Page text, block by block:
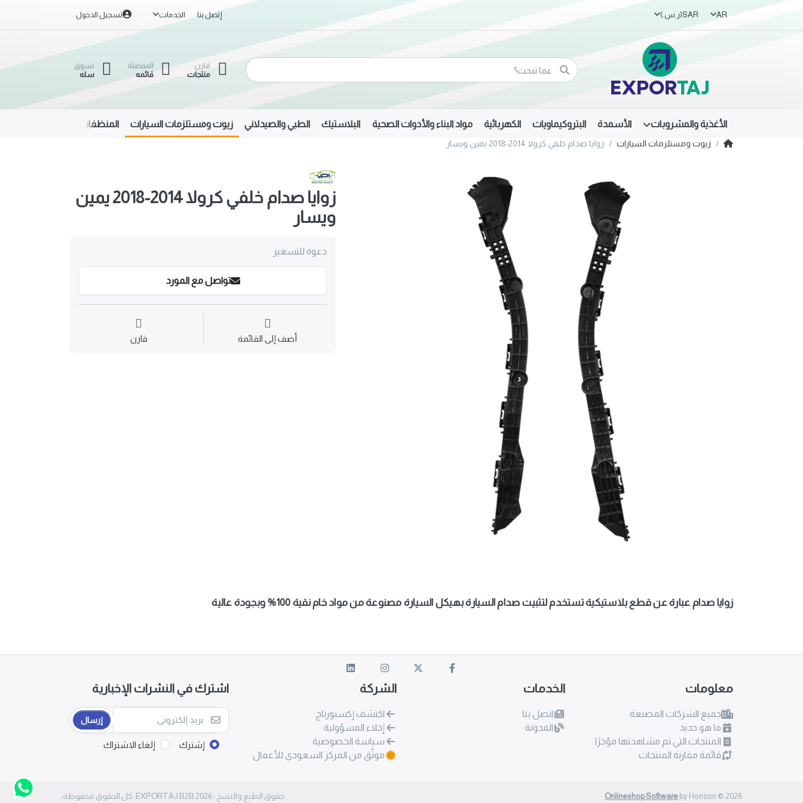
AR
SAR(ر.س.‏) إتصل بنا الخدمات تسجيل الدخول
قارن
منتجات
المفضلة
قائمه
تسوق
سله
الأغذية والمشروبات الأسمدة البتروكيماويات الكهربائية مواد البناء والأدوات الصحية البلاستيك الطبي والصيدلاني زيوت ومستلزمات السيارات المنظفات
زيوت ومستلزمات السيارات زوايا صدام خلفي كرولا 2014-2018 يمين ويسار
زوايا صدام خلفي كرولا 2014-2018 يمين
ويسار
دعوة للتسعير
تواصل مع المورد
أضف إلى القائمة قارن
زوايا صدام عبارة عن قطع بلاستيكية تستخدم لتثبيت صدام السيارة بهيكل السيارة مصنوعة من مواد خام نقية 100% وبجودة عالية
معلومات
جميع الشركات المصنعة
ما هو جديد
المنتجات التي تم مشاهدتها مؤخرًا
قائمة مقارنة المنتجات
الخدمات
اتصل بنا
المدونة
الشركة
اكتشف إكسبورتاج
إخلاء المسؤولية
سياسة الخصوصية
موثّق من المركز السعودي للأعمال
اشترك في النشرات الإخبارية
إرسال
إشترك إلغاء الاشتراك
Onlineshop Software by Horizon © 2026 حقوق الطبع والنسخ ؛ 2026 EXPORTAJ B2B. كل الحقوق محفوظة.